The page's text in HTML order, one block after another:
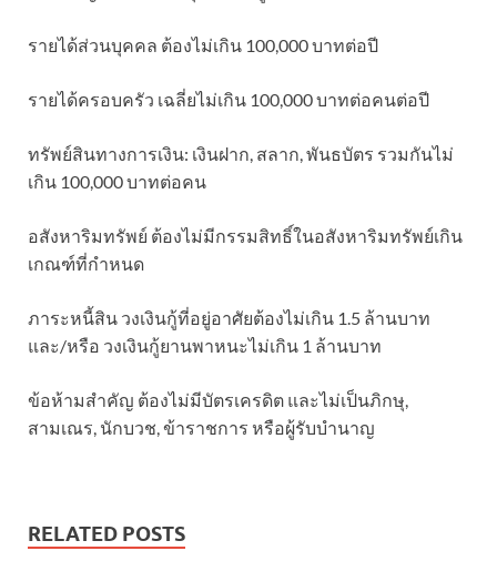
รายได้ส่วนบุคคล ต้องไม่เกิน 100,000 บาทต่อปี
รายได้ครอบครัว เฉลี่ยไม่เกิน 100,000 บาทต่อคนต่อปี
ทรัพย์สินทางการเงิน: เงินฝาก, สลาก, พันธบัตร รวมกันไม่
เกิน 100,000 บาทต่อคน
อสังหาริมทรัพย์ ต้องไม่มีกรรมสิทธิ์ในอสังหาริมทรัพย์เกิน
เกณฑ์ที่กำหนด
ภาระหนี้สิน วงเงินกู้ที่อยู่อาศัยต้องไม่เกิน 1.5 ล้านบาท
และ/หรือ วงเงินกู้ยานพาหนะไม่เกิน 1 ล้านบาท
ข้อห้ามสำคัญ ต้องไม่มีบัตรเครดิต และไม่เป็นภิกษุ,
สามเณร, นักบวช, ข้าราชการ หรือผู้รับบำนาญ
RELATED POSTS